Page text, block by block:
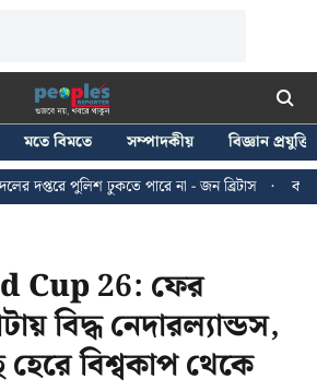
মতে বিমতে সম্পাদকীয়
বিজ্ঞান প্রযুক্তি
পারে না - জন ব্রিটাস
কলকাতায় ২৪ জুলাইয়ের
Cup 26: ফের
বিদ্ধ নেদারল্যান্ডস,
বিশ্বকাপ থেকে